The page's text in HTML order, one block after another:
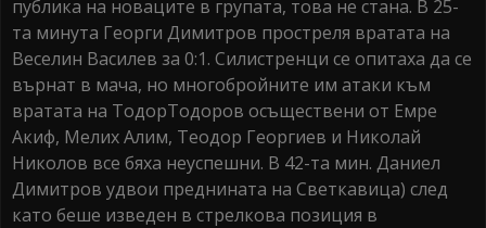
публика на новаците в групата, това не стана. В 25-
та минута Георги Димитров простреля вратата на
Веселин Василев за 0:1. Силистренци се опитаха да се
върнат в мача, но многобройните им атаки към
вратата на ТодорТодоров осъществени от Емре
Акиф, Мелих Алим, Теодор Георгиев и Николай
Николов все бяха неуспешни. В 42-та мин. Даниел
Димитров удвои преднината на Светкавица) след
като беше изведен в стрелкова позиция в